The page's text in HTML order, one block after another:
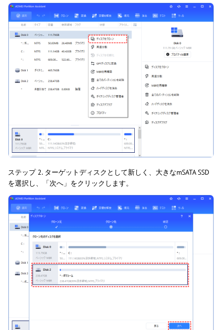
ステップ 2. ターゲットディスクとして新しく、大きなmSATA SSD
を選択し、「次へ」をクリックします。